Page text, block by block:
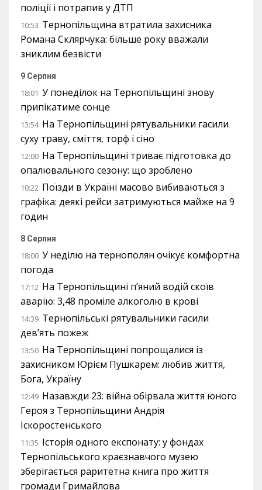
поліції і потрапив у ДТП
10:53 Тернопільщина втратила захисника
Романа Склярчука: більше року вважали
зниклим безвісти
9 Серпня
18:01 У понеділок на Тернопільщині знову
припікатиме сонце
13:54 На Тернопільщині рятувальники гасили
суху траву, сміття, торф і сіно
12:00 На Тернопільщині триває підготовка до
опалювального сезону: що зроблено
10:22 Поїзди в Україні масово вибиваються з
графіка: деякі рейси затримуються майже на 9
годин
8 Серпня
18:00 У неділю на тернополян очікує комфортна
погода
17:12 На Тернопільщині п’яний водій скоїв
аварію: 3,48 проміле алкоголю в крові
14:39 Тернопільські рятувальники гасили
дев’ять пожеж
13:50 На Тернопільщині попрощалися із
захисником Юрієм Пушкарем: любив життя,
Бога, Україну
12:49 Назавжди 23: війна обірвала життя юного
Героя з Тернопільщини Андрія
Іскоростенського
11:35 Історія одного експонату: у фондах
Тернопільського краєзнавчого музею
зберігається раритетна книга про життя
громади Гримайлова